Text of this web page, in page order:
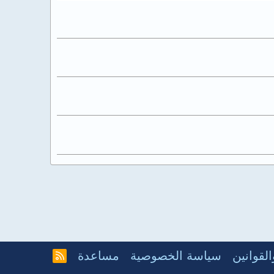
سياسة الخصوصية مساعدة